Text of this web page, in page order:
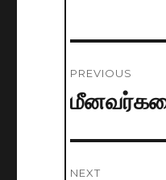
PREVIOUS
Previous
NEXT